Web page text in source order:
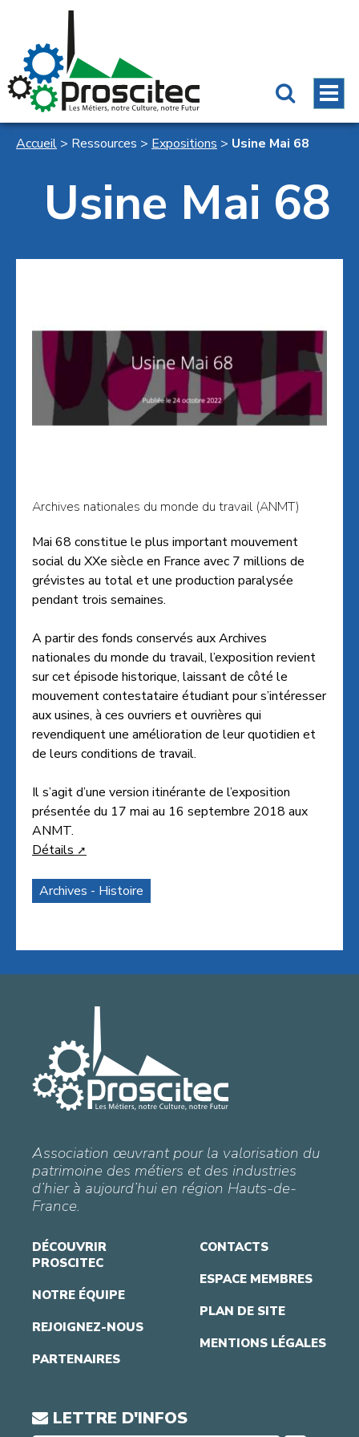
Accueil > Ressources > Expositions > Usine Mai 68
Usine Mai 68
Archives nationales du monde du travail (ANMT)
Mai 68 constitue le plus important mouvement
social du XXe siècle en France avec 7 millions de
grévistes au total et une production paralysée
pendant trois semaines.
A partir des fonds conservés aux Archives
nationales du monde du travail, l’exposition revient
sur cet épisode historique, laissant de côté le
mouvement contestataire étudiant pour s’intéresser
aux usines, à ces ouvriers et ouvrières qui
revendiquent une amélioration de leur quotidien et
de leurs conditions de travail.
Il s’agit d’une version itinérante de l’exposition
présentée du 17 mai au 16 septembre 2018 aux
ANMT.
Détails
Archives - Histoire
Association œuvrant pour la valorisation du
patrimoine des métiers et des industries
d’hier à aujourd’hui en région Hauts-de-
France.
DÉCOUVRIR
PROSCITEC
NOTRE ÉQUIPE
REJOIGNEZ-NOUS
PARTENAIRES
CONTACTS
ESPACE MEMBRES
PLAN DE SITE
MENTIONS LÉGALES
LETTRE D'INFOS